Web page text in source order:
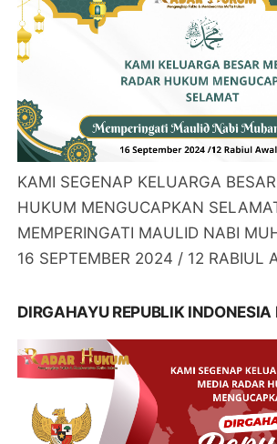
KAMI SEGENAP KELUARGA
HUKUM MENGUCAPKAN
MEMPERINGATI MAULID NABI
16 SEPTEMBER 2024 / 12 RABIUL
DIRGAHAYU REPUBLIK INDONESIA